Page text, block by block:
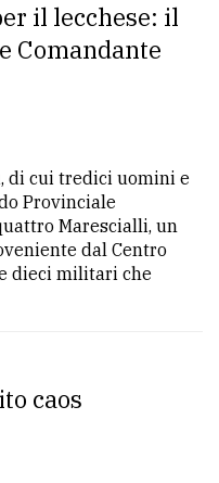
il lecchese: il
Comandante
di cui tredici uomini e
Provinciale
Marescialli, un
dal Centro
dieci militari che
caos